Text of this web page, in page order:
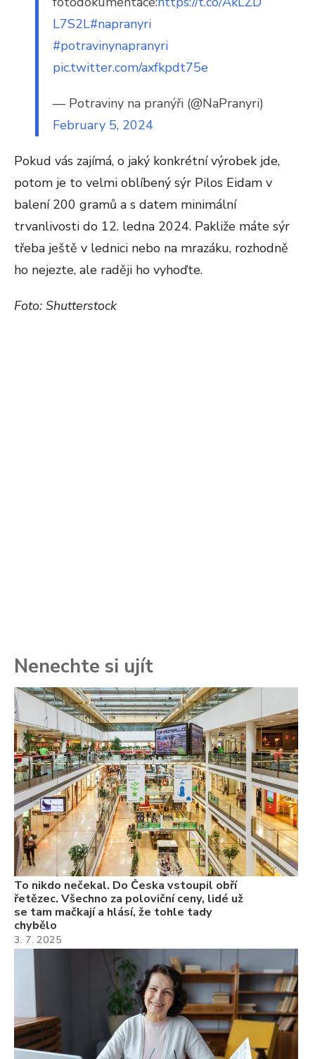
L7S2L#napranyri
#potravinynapranyri
pic.twitter.com/axfkpdt75e
— Potraviny na pranýři (@NaPranyri)
February 5, 2024
Pokud vás zajímá, o jaký konkrétní výrobek jde,
potom je to velmi oblíbený sýr Pilos Eidam v
balení 200 gramů a s datem minimální
trvanlivosti do 12. ledna 2024. Pakliže máte sýr
třeba ještě v lednici nebo na mrazáku, rozhodně
ho nejezte, ale raději ho vyhoďte.
Foto: Shutterstock
Nenechte si ujít
To nikdo nečekal. Do Česka vstoupil obří
řetězec. Všechno za poloviční ceny, lidé už
se tam mačkají a hlásí, že tohle tady
chybělo
3. 7. 2025